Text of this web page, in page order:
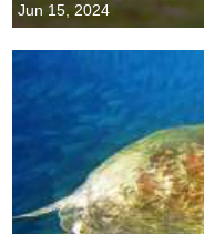
Jun 15, 2024